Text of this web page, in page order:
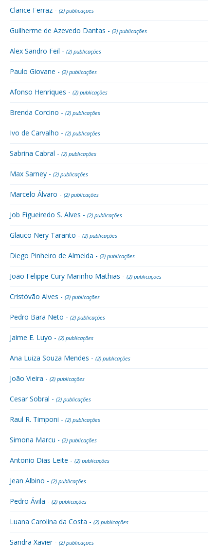
Clarice Ferraz - (2) publicações
Guilherme de Azevedo Dantas - (2) publicações
Alex Sandro Feil - (2) publicações
Paulo Giovane - (2) publicações
Afonso Henriques - (2) publicações
Brenda Corcino - (2) publicações
Ivo de Carvalho - (2) publicações
Sabrina Cabral - (2) publicações
Max Sarney - (2) publicações
Marcelo Álvaro - (2) publicações
Job Figueiredo S. Alves - (2) publicações
Glauco Nery Taranto - (2) publicações
Diego Pinheiro de Almeida - (2) publicações
João Felippe Cury Marinho Mathias - (2) publicações
Cristóvão Alves - (2) publicações
Pedro Bara Neto - (2) publicações
Jaime E. Luyo - (2) publicações
Ana Luiza Souza Mendes - (2) publicações
João Vieira - (2) publicações
Cesar Sobral - (2) publicações
Raul R. Timponi - (2) publicações
Simona Marcu - (2) publicações
Antonio Dias Leite - (2) publicações
Jean Albino - (2) publicações
Pedro Ávila - (2) publicações
Luana Carolina da Costa - (2) publicações
Sandra Xavier - (2) publicações